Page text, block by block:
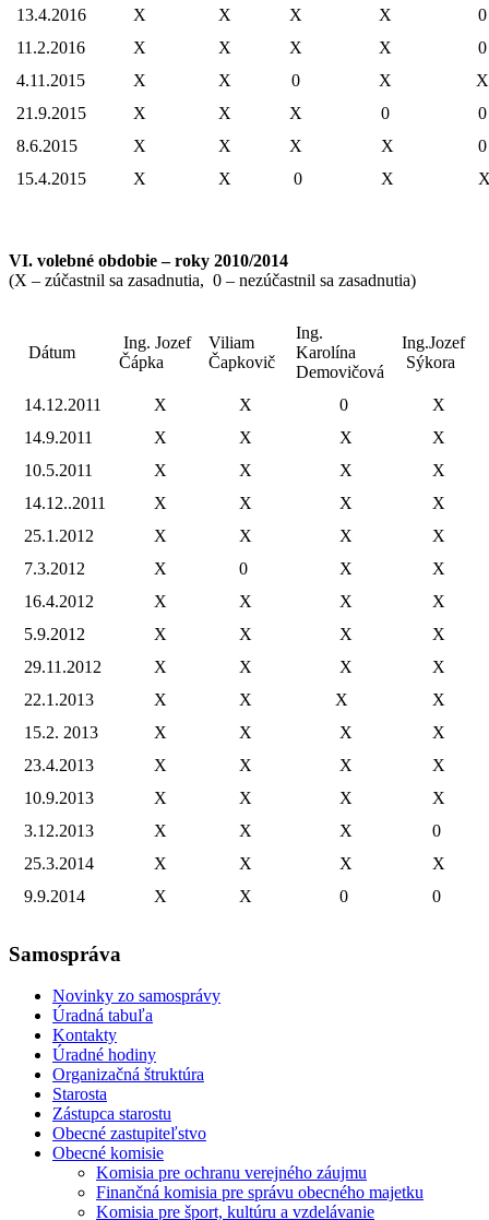
13.4.2016
X X X X
0
11.2.2016
X X X X
0
4.11.2015
X X 0 X
X
21.9.2015
X X X 0
0
8.6.2015
X X X X
0
15.4.2015
X X 0 X
VI. volebné obdobie – roky 2010/2014
(X – zúčastnil sa zasadnutia, 0 – nezúčastnil sa zasadnutia)
Dátum
Ing. Jozef
Čápka
Viliam
Čapkovič
Ing.
Karolína
Demovičová
Ing.Jozef
Sýkora
14.12.2011 X X 0
X
14.9.2011
X X X
X
10.5.2011
X X X
X
14.12..2011
X X X
X
25.1.2012
X X X
X
7.3.2012
X 0 X
X
16.4.2012
X X X
X
5.9.2012
X X X
X
29.11.2012
X X X
X
22.1.2013
X X X
X
15.2. 2013
X X X
X
23.4.2013
X X X
X
10.9.2013
X X X
X
3.12.2013
X X X
0
25.3.2014
X X X
X
9.9.2014
X X 0 0
Samospráva
Novinky zo samosprávy
Úradná tabuľa
Kontakty
Úradné hodiny
Organizačná štruktúra
Starosta
Zástupca starostu
Obecné zastupiteľstvo
Obecné komisie
Komisia pre ochranu verejného záujmu
Finančná komisia pre správu obecného majetku
Komisia pre šport, kultúru a vzdelávanie